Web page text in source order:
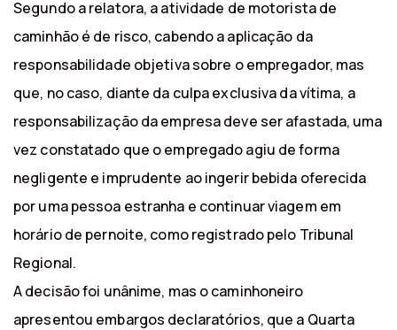
Segundo a relatora, a atividade de motorista de
caminhão é de risco, cabendo a aplicação da
responsabilidade objetiva sobre o empregador, mas
que, no caso, diante da culpa exclusiva da vítima, a
responsabilização da empresa deve ser afastada, uma
vez constatado que o empregado agiu de forma
negligente e imprudente ao ingerir bebida oferecida
por uma pessoa estranha e continuar viagem em
horário de pernoite, como registrado pelo Tribunal
Regional.
A decisão foi unânime, mas o caminhoneiro
apresentou embargos declaratórios, que a Quarta